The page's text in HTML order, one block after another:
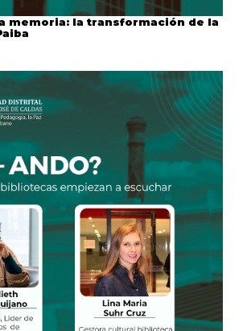
memoria: la transformación de la